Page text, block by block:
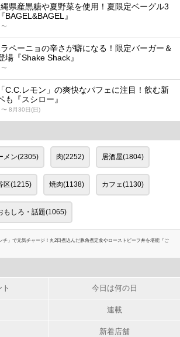
県産黒糖や夏野菜を使用！夏限定ベーグル3
BAGEL&BAGEL』
ペーニョの辛さが癖になる！限定バーガー＆
場『Shake Shack』
C.C.レモン」の爽快なパフェに注目！飲む新
も『スシロー』
8月30日(日)
メン(2305) 肉(2252) 居酒屋(1804)
区(1215) 焼肉(1138) カフェ(1130)
もしろ・話題(1065)
チ」で元気チャージ！丸2日煮込んだ豚角煮定食やローストビーフ丼を堪能『ご
今日は何の日
連載
新着店舗